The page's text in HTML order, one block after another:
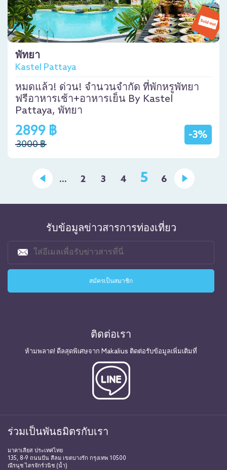
พัทยา
Kastel Pattaya
หมดแล้ว! ด่วน! จำนวนจำกัด ที่พักหรูพัทยา
ฟรีอาหารเช้า+อาหารเย็น By Kastel
Pattaya, พัทยา
-3%
2899 ฿
3000 ฿
... 2 3 4 5 6
รับข้อมูลข่าวสารการท่องเที่ยว
ติดต่อเรา
ห้ามพลาด! ดีลสุดพิเศษจาก Makalius ติดต่อรับข้อมูลเพิ่มเติมที่
ร่วมเป็นพันธมิตรกับเรา
มาคาเลียส ประเทศไทย
135, 8-9 ถนนปัน สีลม เขตบางรัก กรุงเทพ 10500
ณีรนุช ไตรจักร์วนิช (น้ำ)